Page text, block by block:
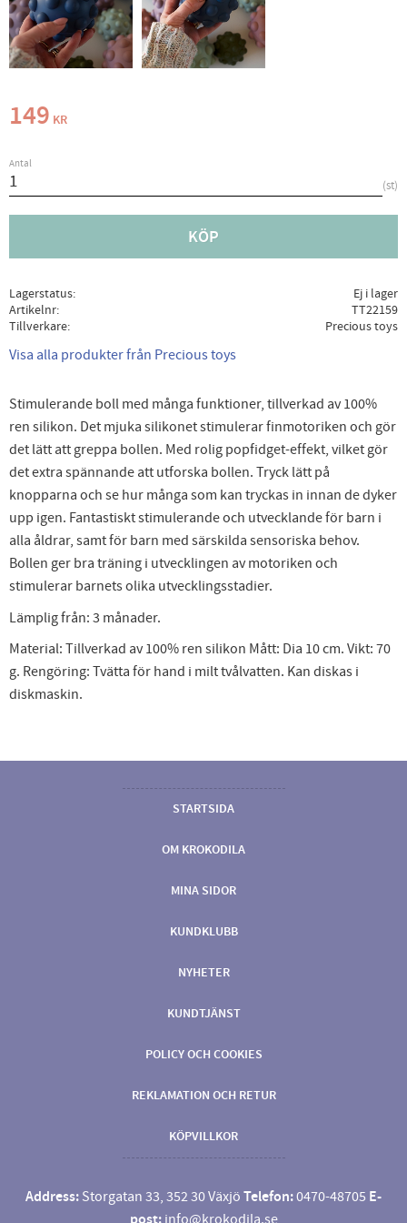
149 KR
Antal
st
KÖP
Lagerstatus
Ej i lager
Artikelnr
TT22159
Tillverkare
Precious toys
Visa alla produkter från Precious toys
Stimulerande boll med många funktioner, tillverkad av 100%
ren silikon. Det mjuka silikonet stimulerar finmotoriken och gör
det lätt att greppa bollen. Med rolig popfidget-effekt, vilket gör
det extra spännande att utforska bollen. Tryck lätt på
knopparna och se hur många som kan tryckas in innan de dyker
upp igen. Fantastiskt stimulerande och utvecklande för barn i
alla åldrar, samt för barn med särskilda sensoriska behov.
Bollen ger bra träning i utvecklingen av motoriken och
stimulerar barnets olika utvecklingsstadier.
Lämplig från: 3 månader.
Material: Tillverkad av 100% ren silikon Mått: Dia 10 cm. Vikt: 70
g. Rengöring: Tvätta för hand i milt tvålvatten. Kan diskas i
diskmaskin.
STARTSIDA
OM KROKODILA
MINA SIDOR
KUNDKLUBB
NYHETER
KUNDTJÄNST
POLICY OCH COOKIES
REKLAMATION OCH RETUR
KÖPVILLKOR
Address: Storgatan 33, 352 30 Växjö Telefon:0470-48705 E-